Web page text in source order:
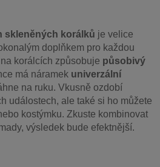
skleněných korálků je velice
doplňkem pro každou
korálcích způsobuje působivý
má náramek univerzální
na ruku. Vkusně ozdobí
událostech, ale také si ho můžete
kostýmku. Zkuste kombinovat
výsledek bude efektnější.